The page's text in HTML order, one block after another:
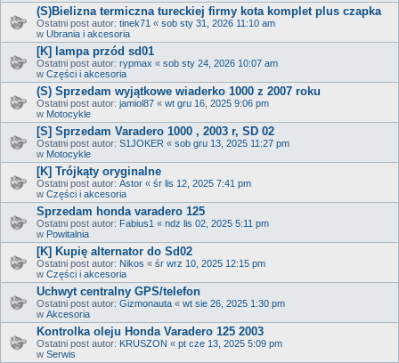
(S)Bielizna termiczna tureckiej firmy kota komplet plus czapka
Ostatni post autor: tinek71 « sob sty 31, 2026 11:10 am
w Ubrania i akcesoria
[K] lampa przód sd01
Ostatni post autor: rypmax « sob sty 24, 2026 10:07 am
w Części i akcesoria
(S) Sprzedam wyjątkowe wiaderko 1000 z 2007 roku
Ostatni post autor: jamiol87 « wt gru 16, 2025 9:06 pm
w Motocykle
[S] Sprzedam Varadero 1000 , 2003 r, SD 02
Ostatni post autor: S1JOKER « sob gru 13, 2025 11:27 pm
w Motocykle
[K] Trójkąty oryginalne
Ostatni post autor: Astor « śr lis 12, 2025 7:41 pm
w Części i akcesoria
Sprzedam honda varadero 125
Ostatni post autor: Fabius1 « ndz lis 02, 2025 5:11 pm
w Powitalnia
[K] Kupię alternator do Sd02
Ostatni post autor: Nikos « śr wrz 10, 2025 12:15 pm
w Części i akcesoria
Uchwyt centralny GPS/telefon
Ostatni post autor: Gizmonauta « wt sie 26, 2025 1:30 pm
w Akcesoria
Kontrolka oleju Honda Varadero 125 2003
Ostatni post autor: KRUSZON « pt cze 13, 2025 5:09 pm
w Serwis